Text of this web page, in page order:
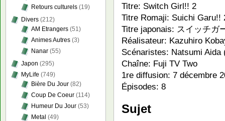
Titre: Switch Girl!! 2
Titre Romaji: Suichi Garu!!
Titre japonais: スイッチガ
Réalisateur: Kazuhiro
Scénaristes: Natsumi Aida
Chaîne: Fuji TV Two
1re diffusion: 7 décembre
Épisodes: 8
Sujet
Retours culturels (19)
Divers (212)
AM Etrangers (51)
Animes Autres (3)
Nanar (55)
Japon (295)
MyLife (749)
Bière Du Jour (82)
Coup De Coeur (114)
Humeur Du Jour (53)
Metal (49)